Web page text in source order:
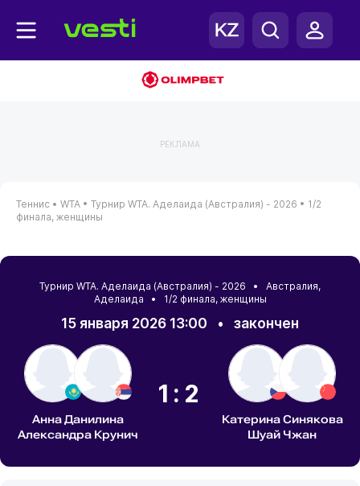
РЕКЛАМА
Теннис • WTA • Турнир WTA. Аделаида (Австралия) - 2026 • 1/2
финала, женщины
Турнир WTA. Аделаида (Австралия) - 2026 • Австралия,
Аделаида • 1/2 финала, женщины
15 января 2026 13:00 • закончен
Анна Данилина
Александра Крунич
1:2
Катерина Синякова
Шуай Чжан